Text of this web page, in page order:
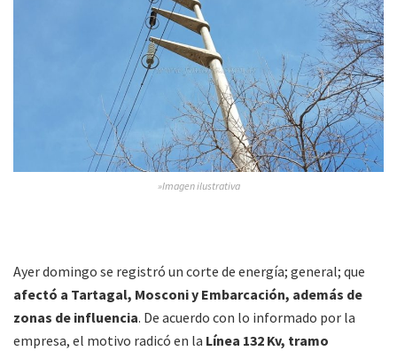
»Imagen ilustrativa
Ayer domingo se registró un corte de energía; general; que
afectó a Tartagal, Mosconi y Embarcación, además de
zonas de influencia. De acuerdo con lo informado por la
empresa, el motivo radicó en la Línea 132 Kv, tramo